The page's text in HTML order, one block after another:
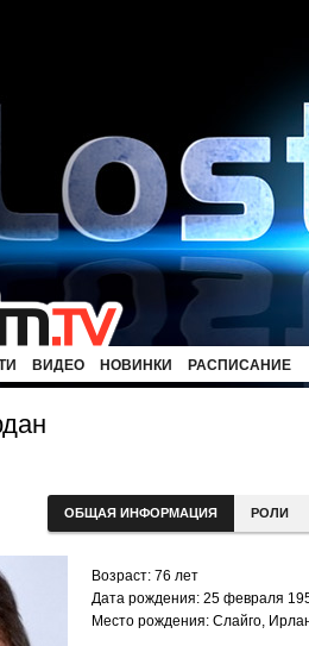
ВИДЕО НОВИНКИ РАСПИСАНИЕ
ОБЩАЯ ИНФОРМАЦИЯ РОЛИ
Возраст: 76 лет
Дата рождения: 25 февраля
Место рождения: Слайго,